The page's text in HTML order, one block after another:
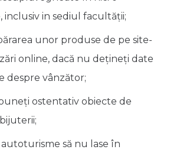
inclusiv in sediul facultăţii;
unor produse de pe site-
online, dacă nu dețineți date
despre vânzător;
ostentativ obiecte de
autoturisme să nu lase în